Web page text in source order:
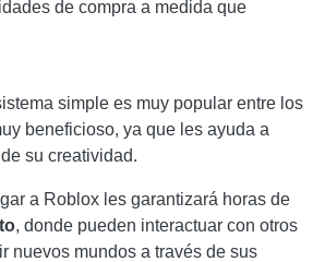
de compra a medida que
simple es muy popular entre los
beneficioso, ya que les ayuda a
su creatividad.
a Roblox les garantizará horas de
, donde pueden interactuar con otros
nuevos mundos a través de sus